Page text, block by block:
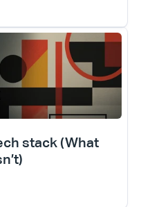
stack (What